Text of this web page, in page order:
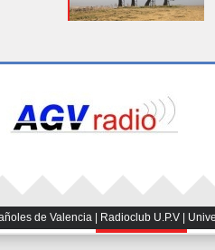
de Valencia | Radioclub U.P.V |